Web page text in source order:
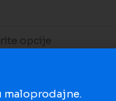
maloprodajne.